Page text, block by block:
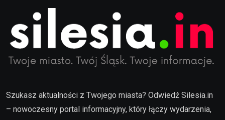
Szukasz aktualności z Twojego miasta? Odwiedź Silesia.in
– nowoczesny portal informacyjny, który łączy wydarzenia,